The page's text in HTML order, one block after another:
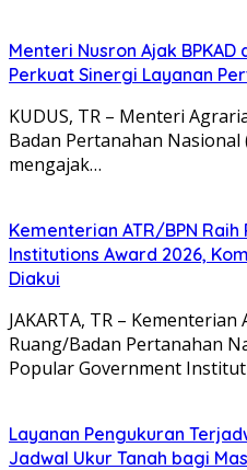
Menteri Nusron Ajak BPKAD
Perkuat Sinergi Layanan
KUDUS, TR – Menteri
Badan Pertanahan
mengajak…
Kementerian ATR/BPN
Institutions Award 2026,
Diakui
JAKARTA, TR –
Ruang/Badan Pertanahan
Popular Government
Layanan Pengukuran
Jadwal Ukur Tanah bagi